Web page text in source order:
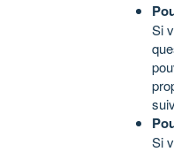
Si
Si